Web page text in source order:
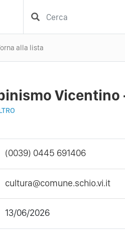
alla lista
Vicentino
(0039) 0445 691406
cultura@comune.schio.vi.it
13/06/2026